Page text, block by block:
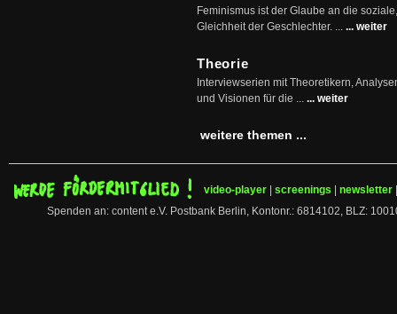
Feminismus ist der Glaube an die
Gleichheit der Geschlechter. ... ... weiter
Theorie
Interviewserien mit Theoretikern,
und Visionen für die ... ... weiter
weitere themen ...
video-player screenings newsletter
Spenden an: content e.V. Postbank Berlin, Kontonr.: 6814102, BLZ: